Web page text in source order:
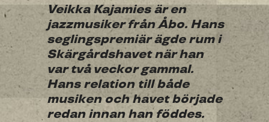
Veikka Kajamies är en
jazzmusiker från Åbo. Hans
seglingspremiär ägde rum i
Skärgårdshavet när han
var två veckor gammal.
Hans relation till både
musiken och havet började
redan innan han föddes.